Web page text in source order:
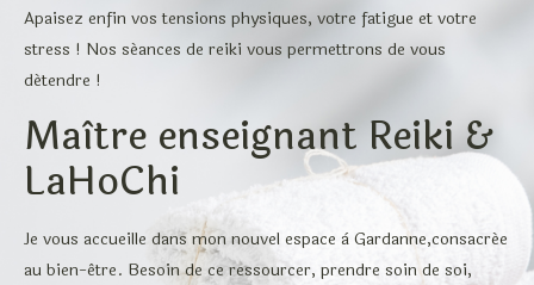
Apaisez enfin vos tensions physiques, votre fatigue et votre
stress ! Nos séances de reiki vous permettrons de vous
détendre !
Maître enseignant Reiki &
LaHoChi
Je vous accueille dans mon nouvel espace à Gardanne,consacrée
au bien-être. Besoin de ce ressourcer, prendre soin de soi,